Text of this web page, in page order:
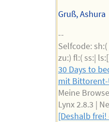
Gruß, Ashura
--
Selfcode:
zu:) fl:( ss:|
30 Days to
mit
Meine
Lynx 2.8.3 |
[Deshalb